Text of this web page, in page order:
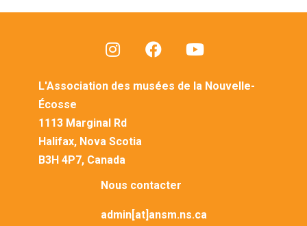
L'Association des musées de la Nouvelle-
Écosse
1113 Marginal Rd
Halifax, Nova Scotia
B3H 4P7, Canada
Nous contacter
admin[at]ansm.ns.ca